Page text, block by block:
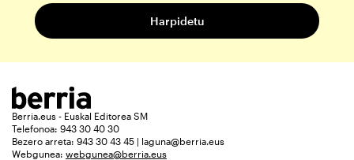
Berria.eus - Euskal Editorea SM
Telefonoa: 943 30 40 30
Bezero arreta: 943 30 43 45 | laguna@berria.eus
Webgunea: webgunea@berria.eus